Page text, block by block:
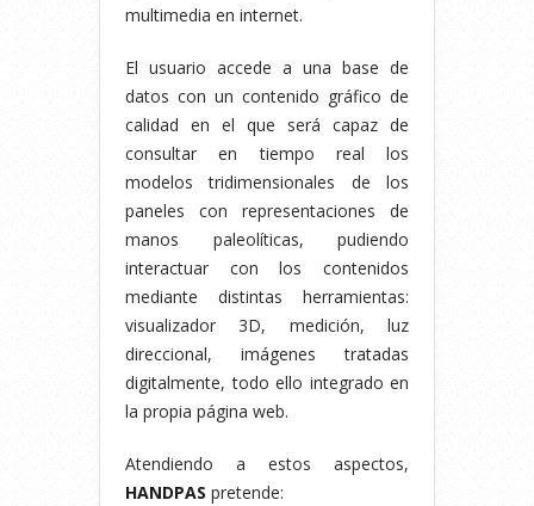
multimedia en internet.
El usuario accede a una base de
datos con un contenido gráfico de
calidad en el que será capaz de
consultar en tiempo real los
modelos tridimensionales de los
paneles con representaciones de
manos paleolíticas, pudiendo
interactuar con los contenidos
mediante distintas herramientas:
visualizador 3D, medición, luz
direccional, imágenes tratadas
digitalmente, todo ello integrado en
la propia página web.
Atendiendo a estos aspectos,
HANDPAS pretende: